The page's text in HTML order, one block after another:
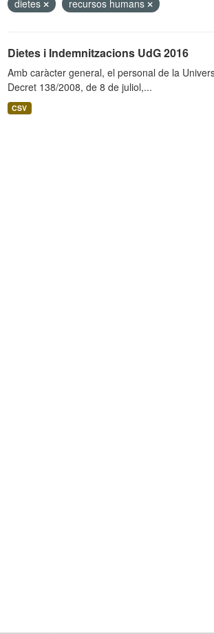
dietes
recursos humans
Dietes i Indemnitzacions UdG 2016
Amb caràcter general, el personal de la
Decret 138/2008, de 8 de juliol,...
CSV